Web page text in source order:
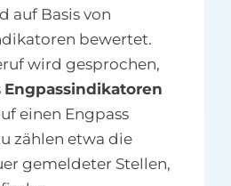
auf Basis von
bewertet.
wird gesprochen,
Engpassindikatoren
einen Engpass
zählen etwa die
gemeldeter Stellen,